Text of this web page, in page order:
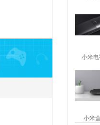
小米
小米